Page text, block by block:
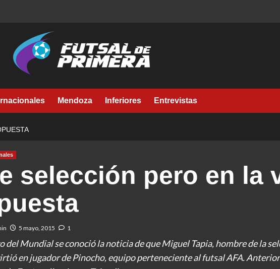
Mendoza Inferiores Entrevistas
selección pero en la
5 mayo, 2015 1
del Mundial se conoció la noticia de que Miguel Tapia, hombre de la
en jugador de Pinocho, equipo perteneciente al futsal AFA.